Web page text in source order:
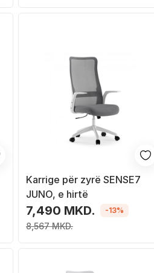
Karrige për zyrë SENSE7
JUNO, e hirtë
7,490 MKD.
8,567 MKD.
-13%